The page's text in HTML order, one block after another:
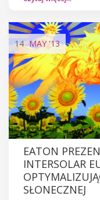
14 MAY'13
EATON
INTERSOLAR
SŁONECZNEJ